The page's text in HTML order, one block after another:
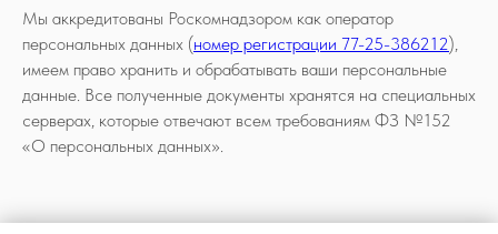
Мы аккредитованы Роскомнадзором как оператор
персональных данных (номер регистрации 77-25-386212),
имеем право хранить и обрабатывать ваши персональные
данные. Все полученные документы хранятся на специальных
серверах, которые отвечают всем требованиям ФЗ №152
«О персональных данных».